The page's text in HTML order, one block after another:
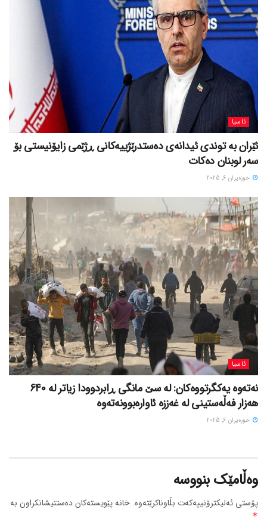
ئاسیا
ئێران بە توندی ئیدانەی دەستدرێژییەکانی ڕژێمی زایۆنیستی بۆ
سەر لوبنان دەکات
حوزه‌یران 6, 2025
ئاسیا
نەتەوە یەکگرتووەکان: لە سێ مانگی ڕابردوودا زیاتر لە 640
هەزار فەڵەستینی لە غەززە ئاوارەبوونەتەوە
حوزه‌یران 6, 2025
وەڵامێک بنووسە
پۆستی ئەلیکترۆنییەکەت بڵاوناکرێتەوە. خانە پێویستەکان دەستنیشانکراون بە
*